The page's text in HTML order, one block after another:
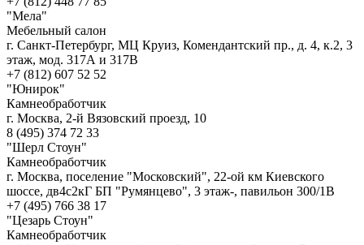
"Мела"
Мебельный салон
г. Санкт-Петербург, МЦ Круиз, Комендантский пр., д. 4, к.2, 3
этаж, мод. 317А и 317В
+7 (812) 607 52 52
"Юнирок"
Камнеобработчик
г. Москва, 2-й Вязовский проезд, 10
8 (495) 374 72 33
"Шерл Стоун"
Камнеобработчик
г. Москва, поселение "Московский", 22-ой км Киевского
шоссе, дв4с2кГ БП "Румянцево", 3 этаж-, павильон 300/1В
+7 (495) 766 38 17
"Цезарь Стоун"
Камнеобработчик